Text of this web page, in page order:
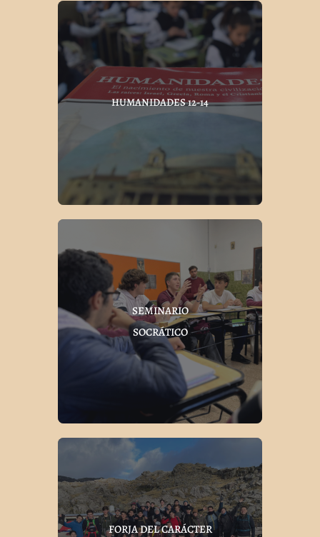
HUMANIDADES 12-14
SEMINARIO
SOCRÁTICO
FORJA DEL CARÁCTER